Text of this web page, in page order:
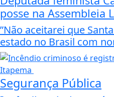
posse na Assembleia
”Não aceitarei que
estado no Brasil com
Segurança Pública